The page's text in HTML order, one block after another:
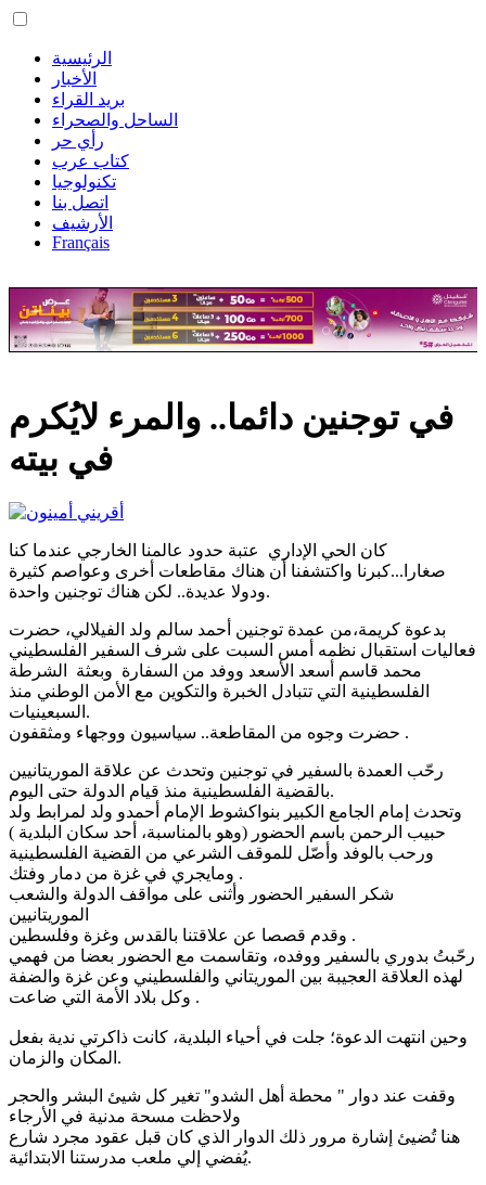
الرئيسية
الأخبار
بريد القراء
الساحل والصحراء
رأي حر
كتاب عرب
تكنولوجيا
اتصل بنا
الأرشيف
Français
في توجنين دائما.. والمرء لايُكرم
في بيته
كان الحي الإداري عتبة حدود عالمنا الخارجي عندما كنا
صغارا...كبرنا واكتشفنا أن هناك مقاطعات أخرى وعواصم كثيرة
ودولا عديدة.. لكن هناك توجنين واحدة.
بدعوة كريمة،من عمدة توجنين أحمد سالم ولد الفيلالي، حضرت
فعاليات استقبال نظمه أمس السبت على شرف السفير الفلسطيني
محمد قاسم أسعد الأسعد ووفد من السفارة وبعثة الشرطة
الفلسطينية التي تتبادل الخبرة والتكوين مع الأمن الوطني منذ
السبعينيات.
حضرت وجوه من المقاطعة.. سياسيون ووجهاء ومثقفون .
رحّب العمدة بالسفير في توجنين وتحدث عن علاقة الموريتانيين
بالقضية الفلسطينية منذ قيام الدولة حتى اليوم.
وتحدث إمام الجامع الكبير بنواكشوط الإمام أحمدو ولد لمرابط ولد
حبيب الرحمن باسم الحضور (وهو بالمناسبة، أحد سكان البلدية )
ورحب بالوفد وأصّل للموقف الشرعي من القضية الفلسطينية
ومايجري في غزة من دمار وفتك .
شكر السفير الحضور وأثنى على مواقف الدولة والشعب
وقدم قصصا عن علاقتنا بالقدس وغزة وفلسطين .
رحّبتُ بدوري بالسفير ووفده، وتقاسمت مع الحضور بعضا من فهمي
لهذه العلاقة العجيبة بين الموريتاني والفلسطيني وعن غزة والضفة
وكل بلاد الأمة التي ضاعت .
وحين انتهت الدعوة؛ جلت في أحياء البلدية، كانت ذاكرتي ندية بفعل
المكان والزمان.
وقفت عند دوار " محطة أهل الشدو" تغير كل شيئ البشر والحجر
ولاحظت مسحة مدنية في الأرجاء
هنا تُضيئ إشارة مرور ذلك الدوار الذي كان قبل عقود مجرد شارع
يُفضي إلي ملعب مدرستنا الابتدائية.